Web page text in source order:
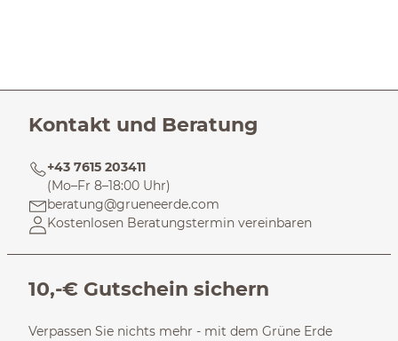
Kontakt und Beratung
+43 7615 203411
(Mo–Fr 8–18:00 Uhr)
beratung@grueneerde.com
Kostenlosen Beratungstermin vereinbaren
10,-€ Gutschein sichern
Verpassen Sie nichts mehr - mit dem Grüne Erde